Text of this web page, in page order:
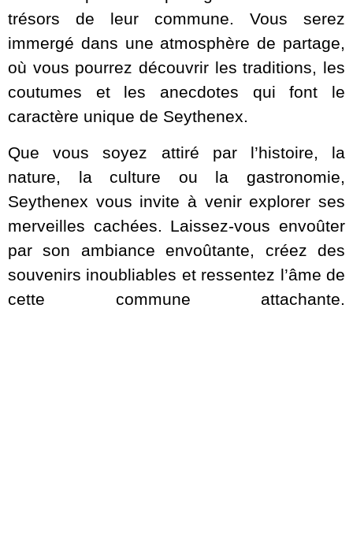
trésors de leur commune. Vous serez
immergé dans une atmosphère de partage,
où vous pourrez découvrir les traditions, les
coutumes et les anecdotes qui font le
caractère unique de Seythenex.
Que vous soyez attiré par l’histoire, la
nature, la culture ou la gastronomie,
Seythenex vous invite à venir explorer ses
merveilles cachées. Laissez-vous envoûter
par son ambiance envoûtante, créez des
souvenirs inoubliables et ressentez l’âme de
cette commune attachante.